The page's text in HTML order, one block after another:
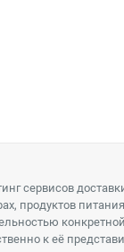
сервисов
продуктов
к её